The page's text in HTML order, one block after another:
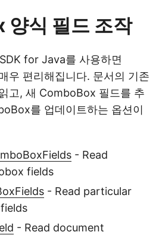
식 필드 조작
for Java를 사용하면
우 편리해집니다. 문서의 기존
고, 새 ComboBox 필드를 추
를 업데이트하는 옵션이
- Read
fields
- Read particular
- Read document